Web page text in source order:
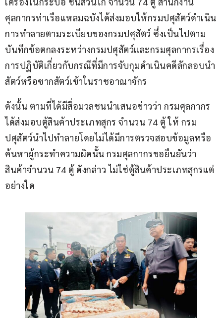
ศุลกากรท่าเรือแหลมฉบังได้ส่งมอบให้กรมปศุสัตว์ดำเนิน
การทำลายตามระเบียบของกรมปศุสัตว์ ซึ่งเป็นไปตาม
บันทึกข้อตกลงระหว่างกรมปศุสัตว์และกรมศุลกากรเรื่อง
การปฏิบัติเกี่ยวกับกรณีที่มีการจับกุมดำเนินคดีลักลอบนำ
สัตว์หรือซากสัตว์เข้าในราชอาณาจักร
ดังนั้น ตามที่ได้มีสื่อมวลชนนำเสนอข่าวว่า กรมศุลกากร
ได้ส่งมอบตู้สินค้าประเภทสุกร จำนวน 74 ตู้ ให้ กรม
ปศุสัตว์นำไปทำลายโดยไม่ได้มีการตรวจสอบข้อมูลหรือ
ค้นหาผู้กระทำความผิดนั้น กรมศุลกากรขอยืนยันว่า
สินค้าจำนวน 74 ตู้ ดังกล่าว ไม่ใช่ตู้สินค้าประเภทสุกรแต่
อย่างใด